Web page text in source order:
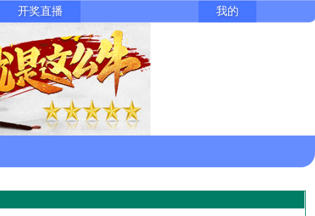
开奖直播 我的